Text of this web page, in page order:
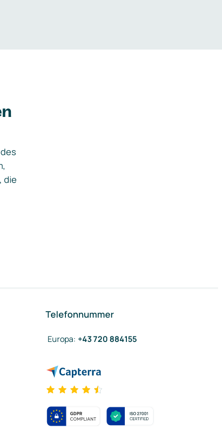
die
Telefonnummer
Europa: +43 720 884155